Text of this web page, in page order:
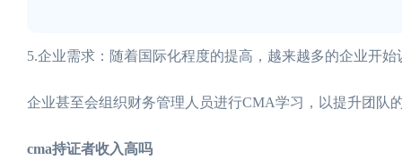
5.企业需求：随着国际化程度的提高，越来越多的企业开
企业甚至会组织财务管理人员进行CMA学习，以提升团队
cma持证者收入高吗